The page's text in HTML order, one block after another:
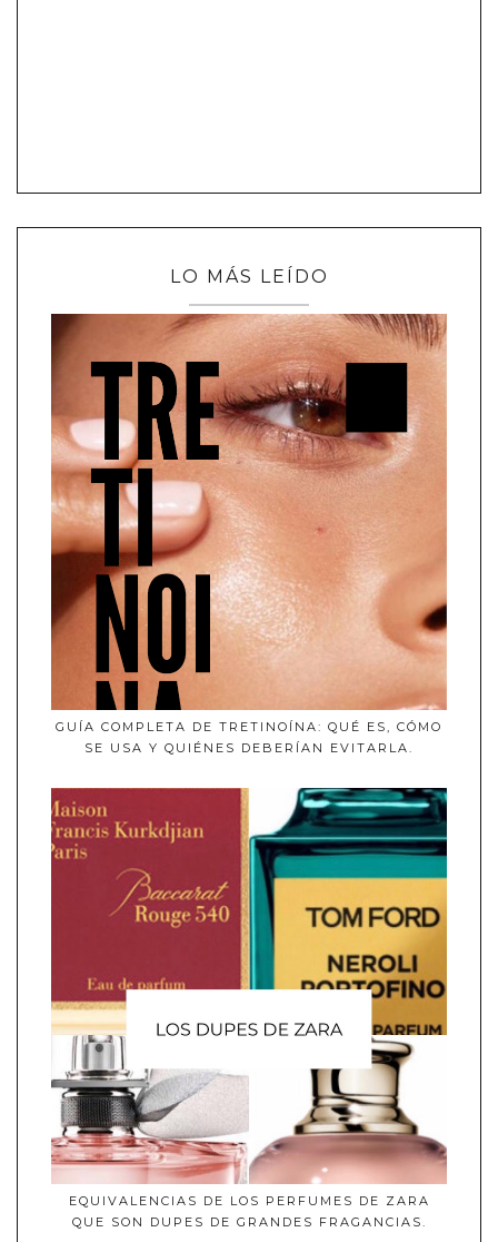
LO MÁS LEÍDO
GUÍA COMPLETA DE TRETINOÍNA: QUÉ ES, CÓMO
SE USA Y QUIÉNES DEBERÍAN EVITARLA.
EQUIVALENCIAS DE LOS PERFUMES DE ZARA
QUE SON DUPES DE GRANDES FRAGANCIAS.